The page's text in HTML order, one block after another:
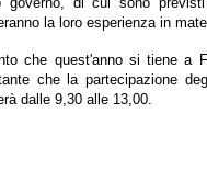
la loro esperienza in
che quest'anno si tiene a
che la partecipazione
dalle 9,30 alle 13,00.